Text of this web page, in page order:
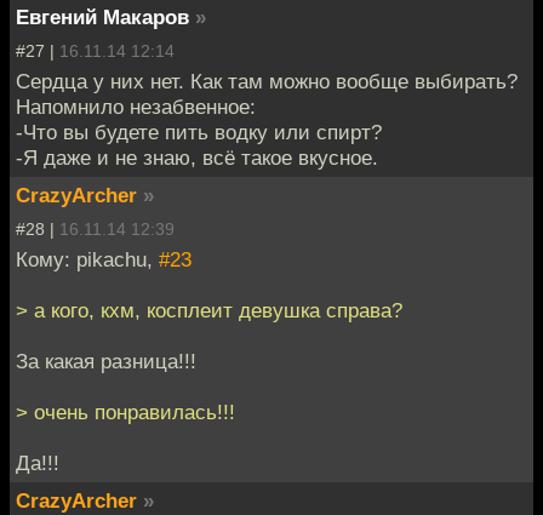
Евгений Макаров »
#27 | 16.11.14 12:14
Сердца у них нет. Как там можно вообще выбирать?
Напомнило незабвенное:
-Что вы будете пить водку или спирт?
-Я даже и не знаю, всё такое вкусное.
CrazyArcher »
#28 | 16.11.14 12:39
Кому: pikachu, #23
> а кого, кхм, косплеит девушка справа?
За какая разница!!!
> очень понравилась!!!
Да!!!
CrazyArcher »